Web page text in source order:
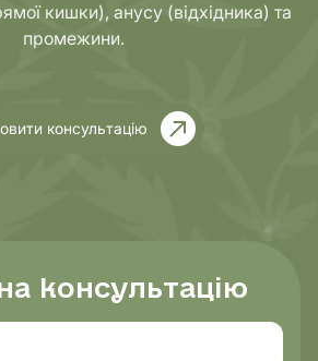
кишки), анусу (відхідника) та
промежини.
консультацію
консультацію